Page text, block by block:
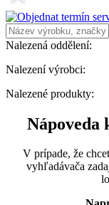
Nalezená oddělení:
Nalezení výrobci:
Nalezené produkty:
Nápoveda
V prípade, že
vyhľadávača